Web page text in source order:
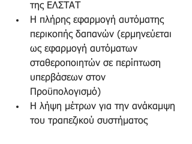
της ΕΛΣΤΑΤ
Η πλήρης εφαρμογή αυτόματης
περικοπής δαπανών (ερμηνεύεται
ως εφαρμογή αυτόματων
σταθεροποιητών σε περίπτωση
υπερβάσεων στον
Προϋπολογισμό)
Η λήψη μέτρων για την ανάκαμψη
του τραπεζικού συστήματος